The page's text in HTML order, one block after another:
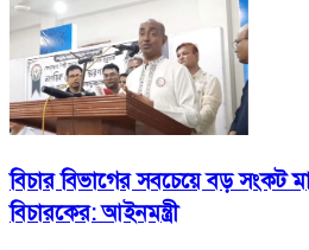
বিচার বিভাগের সবচেয়ে বড় সংকট
বিচারকের: আইনমন্ত্রী